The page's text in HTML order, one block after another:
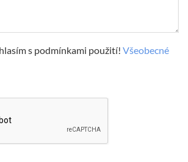
s podmínkami použití! Všeobecné